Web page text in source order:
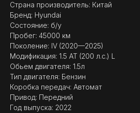
Страна производитель: Китай
Бренд: Hyundai
Состояние: б/у
Пробег: 45000 км
Поколение: IV (2020—2025)
Модификация: 1.5 AT (200 л.с.) L
Обьем двигателя: 1.5л
Тип двигателя: Бензин
Коробка передач: Автомат
Привод: Передний
Год выпуска: 2022
ОТЗЫВЫ)